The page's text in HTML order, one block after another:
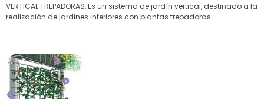
VERTICAL TREPADORAS, Es un sistema de jardín vertical, destinado a la
realización de jardines interiores con plantas trepadoras.